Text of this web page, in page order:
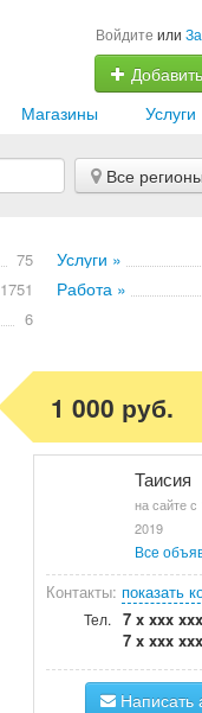
Войдите или
Услуги
Магазины
Все
75 Услуги »
1751 Работа »
6
1 000 руб.
Таисия
на сайте
2019
Все
Контакты: показать
Тел.
7 x xxx
7 x xxx
Написать